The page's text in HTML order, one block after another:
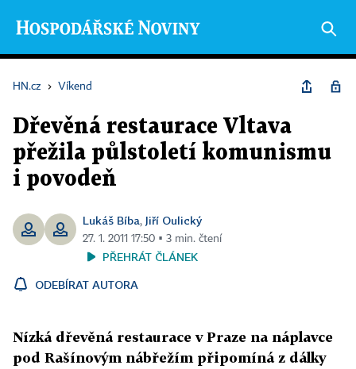
HN.cz › Víkend
Dřevěná restaurace Vltava
přežila půlstoletí komunismu
i povodeň
Lukáš Bíba, Jiří Oulický
27. 1. 2011 17:50 ▪ 3 min. čtení
PŘEHRÁT ČLÁNEK
ODEBÍRAT AUTORA
Nízká dřevěná restaurace v Praze na náplavce
pod Rašínovým nábřežím připomíná z dálky